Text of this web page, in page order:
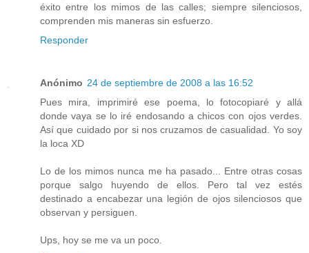
éxito entre los mimos de las calles; siempre silenciosos,
comprenden mis maneras sin esfuerzo.
Responder
Anónimo 24 de septiembre de 2008 a las 16:52
Pues mira, imprimiré ese poema, lo fotocopiaré y allá
donde vaya se lo iré endosando a chicos con ojos verdes.
Así que cuidado por si nos cruzamos de casualidad. Yo soy
la loca XD
Lo de los mimos nunca me ha pasado... Entre otras cosas
porque salgo huyendo de ellos. Pero tal vez estés
destinado a encabezar una legión de ojos silenciosos que
observan y persiguen.
Ups, hoy se me va un poco.